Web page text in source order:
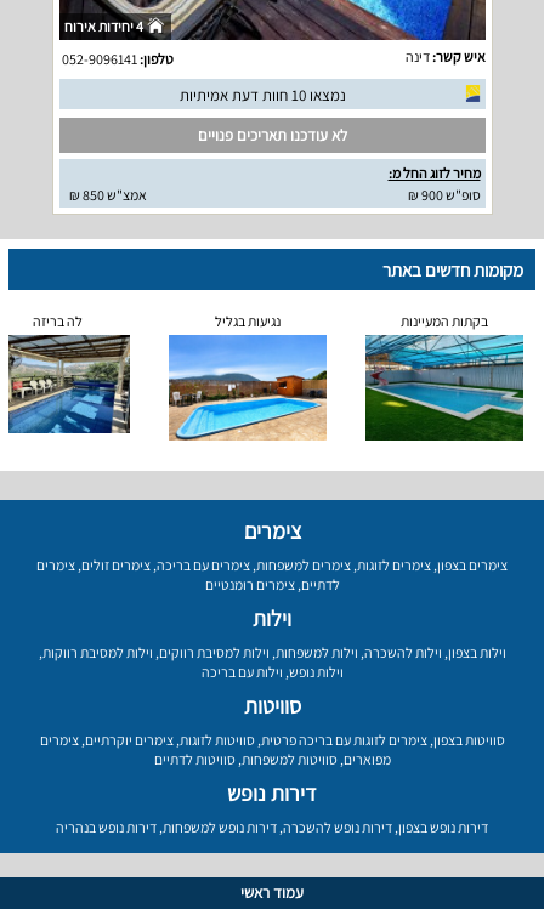
4 יחידות אירוח
איש קשר:דינה טלפון:052-9096141
נמצאו 10 חוות דעת אמיתיות
לא עודכנו תאריכים פנויים
מחיר לזוג החל מ:
סופ"ש 900 ₪
אמצ"ש 850 ₪
מקומות חדשים באתר
בקתות המעיינות נגיעות בגליל לה בריזה
צימרים
צימרים בצפון, צימרים לזוגות, צימרים למשפחות, צימרים עם בריכה, צימרים זולים, צימרים
לדתיים,צימרים רומנטיים
וילות
וילות בצפון, וילות להשכרה, וילות למשפחות, וילות למסיבת רווקים, וילות למסיבת רווקות,
וילות נופש, וילות עם בריכה
סוויטות
סוויטות בצפון,צימרים לזוגות עם בריכה פרטית,סוויטות לזוגות,צימרים יוקרתיים,צימרים
מפוארים,סוויטות למשפחות,סוויטות לדתיים
דירות נופש
דירות נופש בצפון, דירות נופש להשכרה, דירות נופש למשפחות, דירות נופש בנהריה
עמוד ראשי